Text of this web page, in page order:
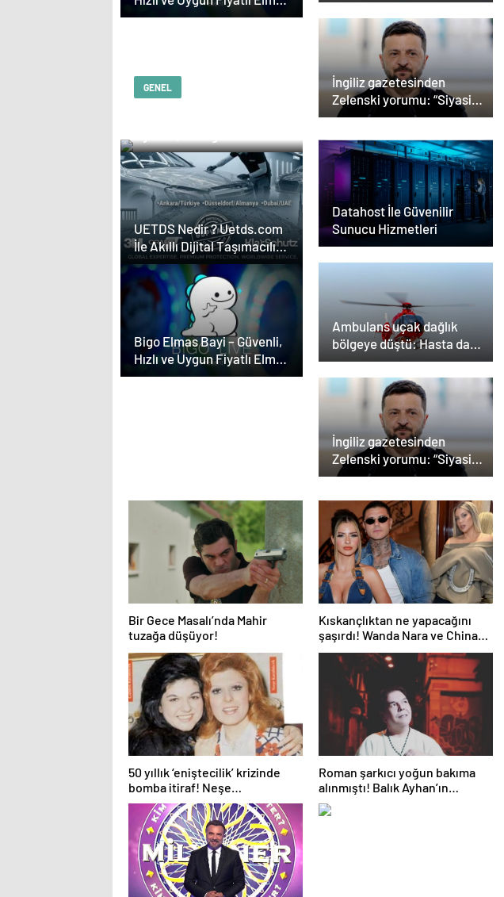
Satın Almanın Yeni Adresi
İngiliz gazetesinden
Zelenski yorumu: “Siyasi
poker mi, Rus ruleti mi?”
GENEL
Ajansı, SEO Ajansı ve
Web Tasarım Ajansı
UETDS Nedir ? Uetds.com
İle Akıllı Dijital Taşımacılık
Yazılımı
Bigo Elmas Bayi – Güvenli,
Hızlı ve Uygun Fiyatlı Elmas
Satın Almanın Yeni Adresi
Datahost İle Güvenilir
Sunucu Hizmetleri
Ambulans uçak dağlık
bölgeye düştü: Hasta da
doktor da öldü
İngiliz gazetesinden
Zelenski yorumu: “Siyasi
poker mi, Rus ruleti mi?”
Bir Gece Masalı’nda Mahir
tuzağa düşüyor!
Kıskançlıktan ne yapacağını
şaşırdı! Wanda Nara ve China
Suarez arasında not krizi patlak
verdi!
50 yıllık ‘eniştecilik’ krizinde
bomba itiraf! Neşe
Karaböcek’in kardeşi Gülden
Karaböcek açıklamalarıyla
ağızları açık bıraktı: “Ablam bu
evliliğe mecbur etti”
Roman şarkıcı yoğun bakıma
alınmıştı! Balık Ayhan’ın
kızından endişelendiren
paylaşım!